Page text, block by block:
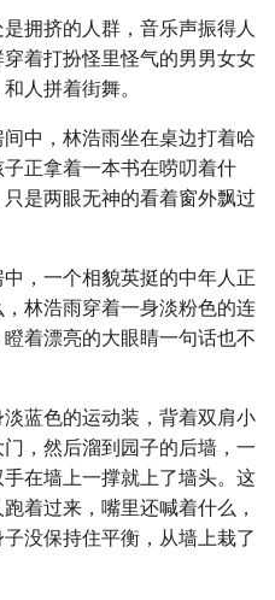
拥挤的人群，音乐声振得人
着打扮怪里怪气的男男女女
人拼着街舞。
中，林浩雨坐在桌边打着哈
正拿着一本书在唠叨着什
是两眼无神的看着窗外飘过
，一个相貌英挺的中年人正
林浩雨穿着一身淡粉色的连
着漂亮的大眼睛一句话也不
蓝色的运动装，背着双肩小
，然后溜到园子的后墙，一
在墙上一撑就上了墙头。这
着过来，嘴里还喊着什么，
没保持住平衡，从墙上栽了